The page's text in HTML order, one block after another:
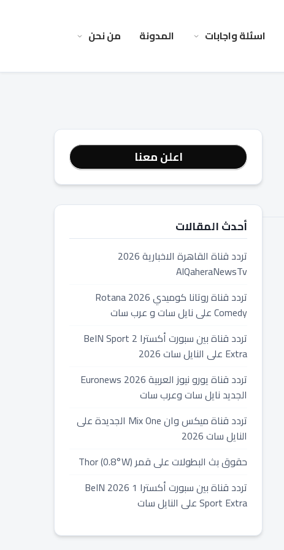
اسئلة واجابات المدونة من نحن
اعلن معنا
أحدث المقالات
تردد قناة القاهرة الاخبارية 2026
AlQaheraNewsTv
تردد قناة روتانا كوميدي 2026 Rotana
Comedy على نايل سات و عرب سات
تردد قناة بين سبورت أكسترا 2 BeIN Sport
Extra على النايل سات 2026
تردد قناة يورو نيوز العربية 2026 Euronews
الجديد نايل سات وعرب سات
تردد قناة ميكس وان Mix One الجديدة على
النايل سات 2026
حقوق بث البطولات على قمر Thor (0.8°W)
تردد قناة بين سبورت أكسترا 1 2026 BeIN
Sport Extra على النايل سات